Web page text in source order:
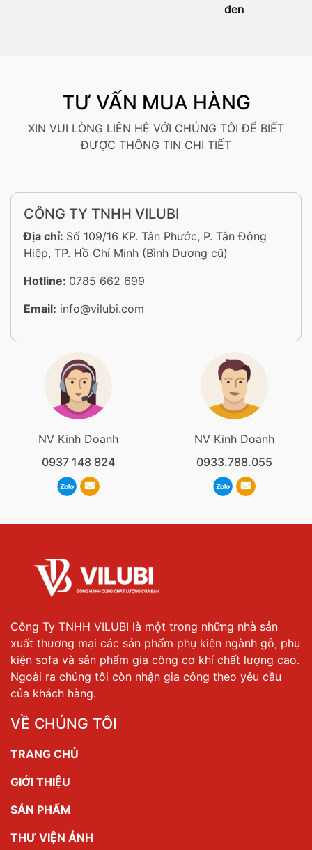
đen
TƯ VẤN MUA HÀNG
XIN VUI LÒNG LIÊN HỆ VỚI CHÚNG TÔI ĐỂ BIẾT
ĐƯỢC THÔNG TIN CHI TIẾT
CÔNG TY TNHH VILUBI
Địa chỉ: Số 109/16 KP. Tân Phước, P. Tân Đông
Hiệp, TP. Hồ Chí Minh (Bình Dương cũ)
Hotline: 0785 662 699
Email: info@vilubi.com
NV Kinh Doanh
0937 148 824
NV Kinh Doanh
0933.788.055
Công Ty TNHH VILUBI là một trong những nhà sản
xuất thương mại các sản phẩm phụ kiện ngành gỗ, phụ
kiện sofa và sản phẩm gia công cơ khí chất lượng cao.
Ngoài ra chúng tôi còn nhận gia công theo yêu cầu
của khách hàng.
VỀ CHÚNG TÔI
TRANG CHỦ
GIỚI THIỆU
SẢN PHẨM
THƯ VIỆN ẢNH